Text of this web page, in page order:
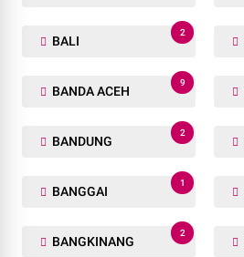
BALI
2
BANDA ACEH
9
BANDUNG
2
BANGGAI
1
BANGKINANG
2